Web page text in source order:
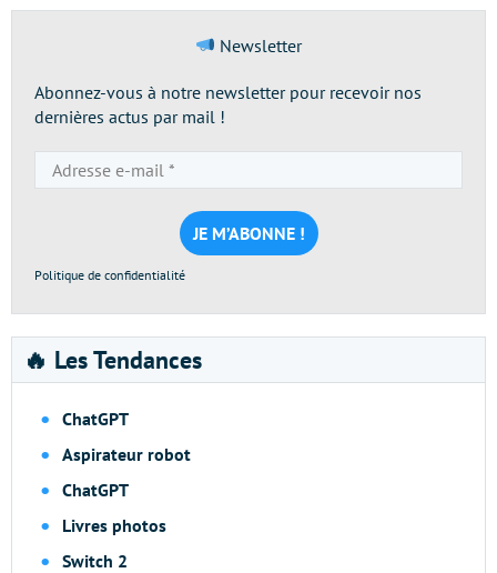
Newsletter
Abonnez-vous à notre newsletter pour recevoir nos
dernières actus par mail !
e-
mail
*
Politique de confidentialité
🔥 Les Tendances
ChatGPT
Aspirateur robot
ChatGPT
Livres photos
Switch 2